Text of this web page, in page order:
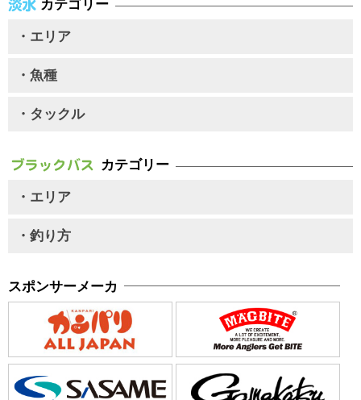
カテゴリー
・エリア
・魚種
・タックル
カテゴリー
・エリア
・釣り方
スポンサーメーカ